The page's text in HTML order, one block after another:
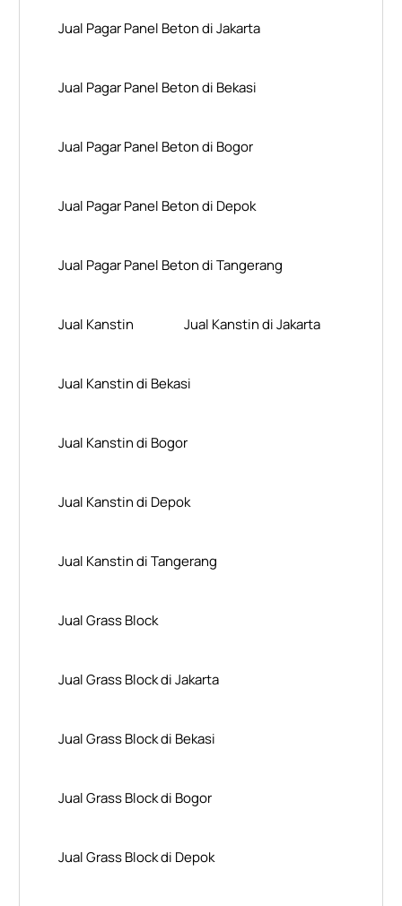
Jual Pagar Panel Beton di Jakarta
Jual Pagar Panel Beton di Bekasi
Jual Pagar Panel Beton di Bogor
Jual Pagar Panel Beton di Depok
Jual Pagar Panel Beton di Tangerang
Jual Kanstin Jual Kanstin di Jakarta
Jual Kanstin di Bekasi
Jual Kanstin di Bogor
Jual Kanstin di Depok
Jual Kanstin di Tangerang
Jual Grass Block
Jual Grass Block di Jakarta
Jual Grass Block di Bekasi
Jual Grass Block di Bogor
Jual Grass Block di Depok